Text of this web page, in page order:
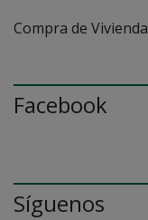
Compra de Vivienda
Facebook
Síguenos